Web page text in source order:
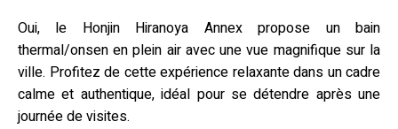
Oui, le Honjin Hiranoya Annex propose un bain
thermal/onsen en plein air avec une vue magnifique sur la
ville. Profitez de cette expérience relaxante dans un cadre
calme et authentique, idéal pour se détendre après une
journée de visites.